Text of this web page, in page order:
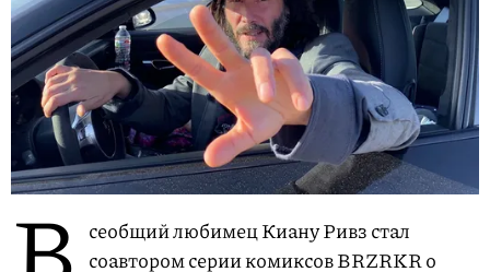
сеобщий любимец Киану Ривз стал
соавтором серии комиксов BRZRKR о